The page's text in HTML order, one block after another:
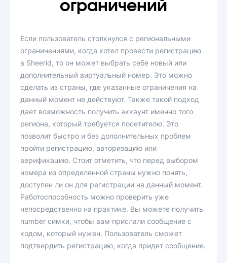
ограничений
Если пользователь столкнулся с региональными
ограничениями, когда хотел провести регистрацию
в Sheerid, то он может выбрать себе новый или
дополнительный виртуальный номер. Это можно
сделать из страны, где указанные ограничения на
данный момент не действуют. Также такой подход
дает возможность получить аккаунт именно того
региона, который требуется посетителю. Это
позволит быстро и без дополнительных проблем
пройти регистрацию, авторизацию или
верификацию. Стоит отметить, что перед выбором
номера из определенной страны нужно понять,
доступен ли он для регистрации на данный момент.
Работоспособность можно проверить уже
непосредственно на практике. Вы можете получить
number симки, чтобы вам прислали сообщение с
кодом, который нужен. Пользователь сможет
подтвердить регистрацию, когда придет сообщение.